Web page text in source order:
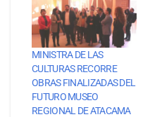
MINISTRA DE LAS
CULTURAS RECORRE
OBRAS FINALIZADAS DEL
FUTURO MUSEO
REGIONAL DE ATACAMA